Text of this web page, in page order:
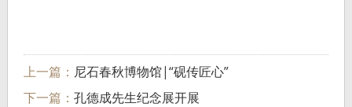
上一篇： 尼石春秋博物馆|“砚传匠心”
下一篇： 孔德成先生纪念展开展